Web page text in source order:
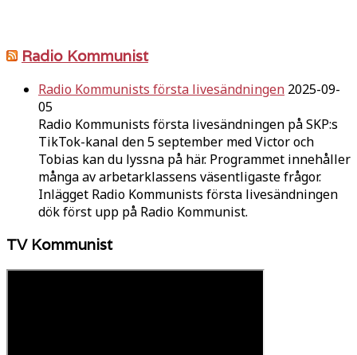
Radio Kommunist
Radio Kommunists första livesändningen 2025-09-
05
Radio Kommunists första livesändningen på SKP:s
TikTok-kanal den 5 september med Victor och
Tobias kan du lyssna på här. Programmet innehåller
många av arbetarklassens väsentligaste frågor.
Inlägget Radio Kommunists första livesändningen
dök först upp på Radio Kommunist.
TV Kommunist